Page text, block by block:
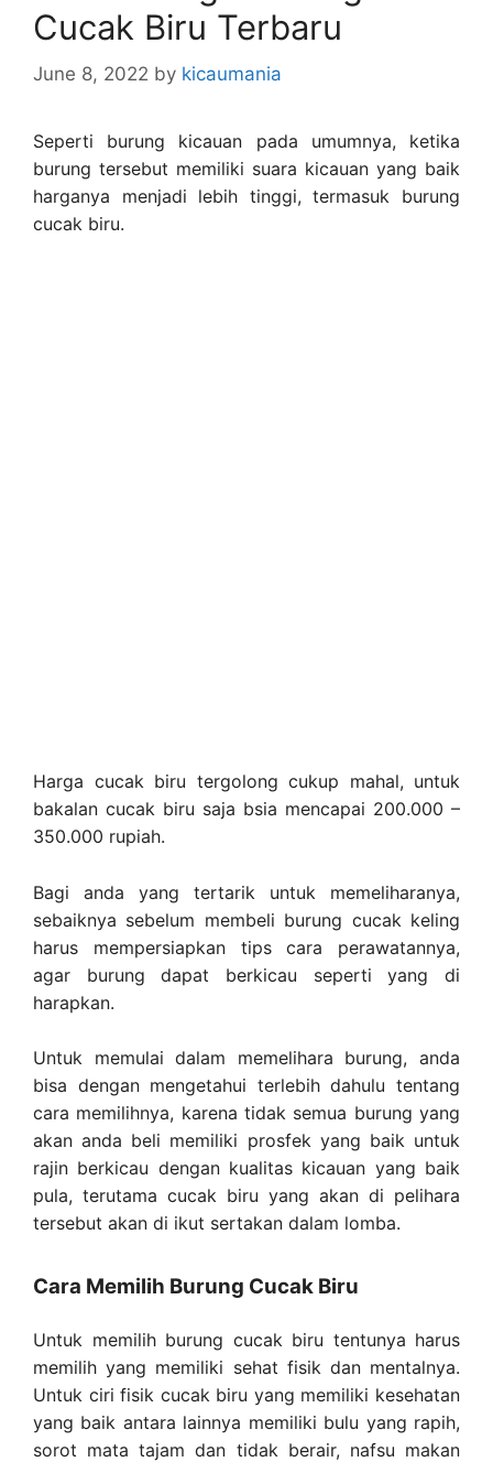
Cucak Biru Terbaru
June 8, 2022 by kicaumania
Seperti burung kicauan pada umumnya, ketika
burung tersebut memiliki suara kicauan yang baik
harganya menjadi lebih tinggi, termasuk burung
cucak biru.
Harga cucak biru tergolong cukup mahal, untuk
bakalan cucak biru saja bsia mencapai 200.000 –
350.000 rupiah.
Bagi anda yang tertarik untuk memeliharanya,
sebaiknya sebelum membeli burung cucak keling
harus mempersiapkan tips cara perawatannya,
agar burung dapat berkicau seperti yang di
harapkan.
Untuk memulai dalam memelihara burung, anda
bisa dengan mengetahui terlebih dahulu tentang
cara memilihnya, karena tidak semua burung yang
akan anda beli memiliki prosfek yang baik untuk
rajin berkicau dengan kualitas kicauan yang baik
pula, terutama cucak biru yang akan di pelihara
tersebut akan di ikut sertakan dalam lomba.
Cara Memilih Burung Cucak Biru
Untuk memilih burung cucak biru tentunya harus
memilih yang memiliki sehat fisik dan mentalnya.
Untuk ciri fisik cucak biru yang memiliki kesehatan
yang baik antara lainnya memiliki bulu yang rapih,
sorot mata tajam dan tidak berair, nafsu makan